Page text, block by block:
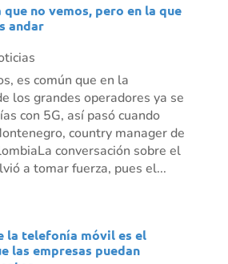
no vemos, pero en la que
andar
es común que en la
los grandes operadores ya se
con 5G, así pasó cuando
country manager de
conversación sobre el
a tomar fuerza, pues el...
la telefonía móvil es el
las empresas puedan